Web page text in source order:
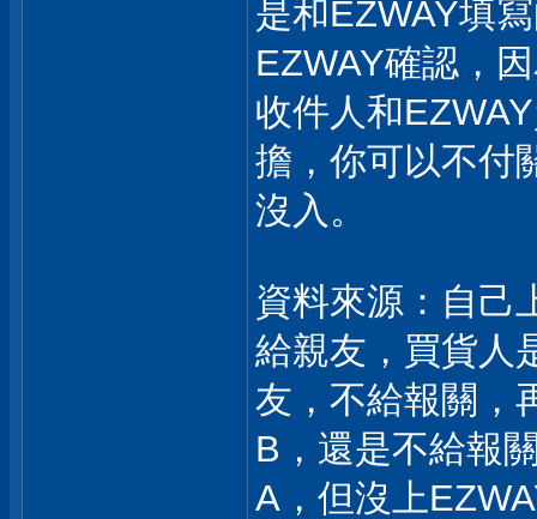
是和EZWAY填
EZWAY確認，
收件人和
擔，你可以不付
沒入。
資料來源：自己
給親友，買貨人
友，不給報關，
B，還是不給報
A，但沒上